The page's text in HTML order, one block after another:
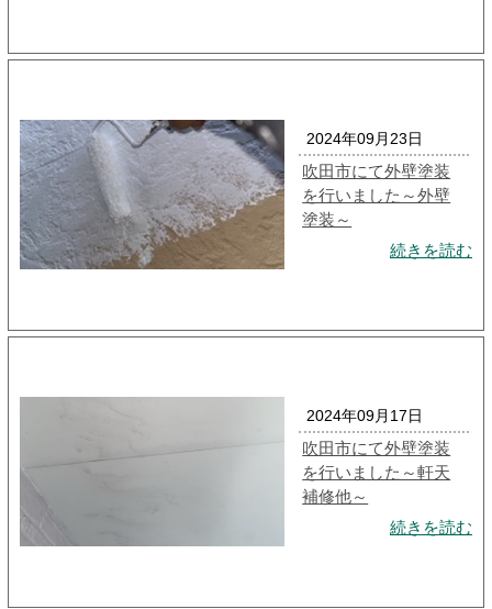
2024年09月23日
吹田市にて外壁塗装
を行いました～外壁
塗装～
続きを読む
2024年09月17日
吹田市にて外壁塗装
を行いました～軒天
補修他～
続きを読む